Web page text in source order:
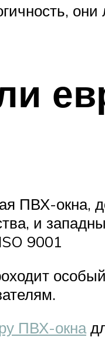
они
ПВХ-окна,
и
9001
ПВХ-окна